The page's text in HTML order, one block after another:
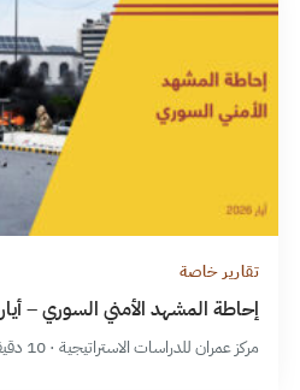
تقارير خاصة
إحاطة المشهد الأمني السوري – أيار 2026
مركز عمران للدراسات الاستراتيجية · 10 دقيقة